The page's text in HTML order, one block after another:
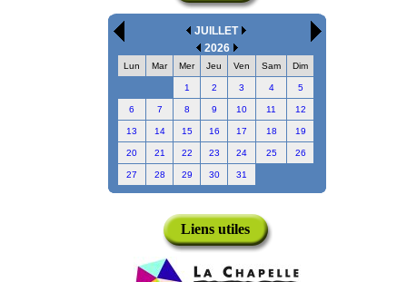
JUILLET
2026
Lun Mar Mer Jeu Ven Sam Dim
1 2 3 4 5
6 7 8 9 10 11 12
13 14 15 16 17 18 19
20 21 22 23 24 25 26
27 28 29 30 31
Liens utiles